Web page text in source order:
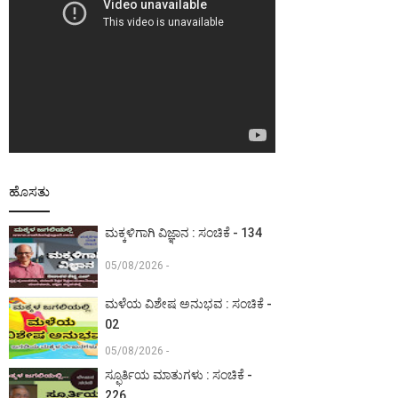
ಹೊಸತು
ಮಕ್ಕಳಿಗಾಗಿ ವಿಜ್ಞಾನ : ಸಂಚಿಕೆ - 134
05/08/2026 -
ಮಳೆಯ ವಿಶೇಷ ಅನುಭವ : ಸಂಚಿಕೆ -
02
05/08/2026 -
ಸ್ಫೂರ್ತಿಯ ಮಾತುಗಳು : ಸಂಚಿಕೆ -